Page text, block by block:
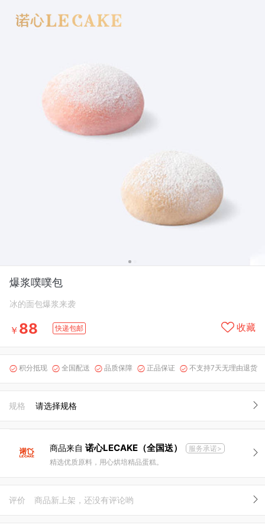
爆浆噗噗包
冰的面包爆浆来袭
￥ 88 快递包邮 收藏
 积分抵现  全国配送  品质保障  正品保证  不支持7天无理由退货
规格 请选择规格
商品来自 诺心LECAKE（全国送）
服务承诺>
精选优质原料，用心烘培精品蛋糕。
评价 商品新上架，还没有评论哟